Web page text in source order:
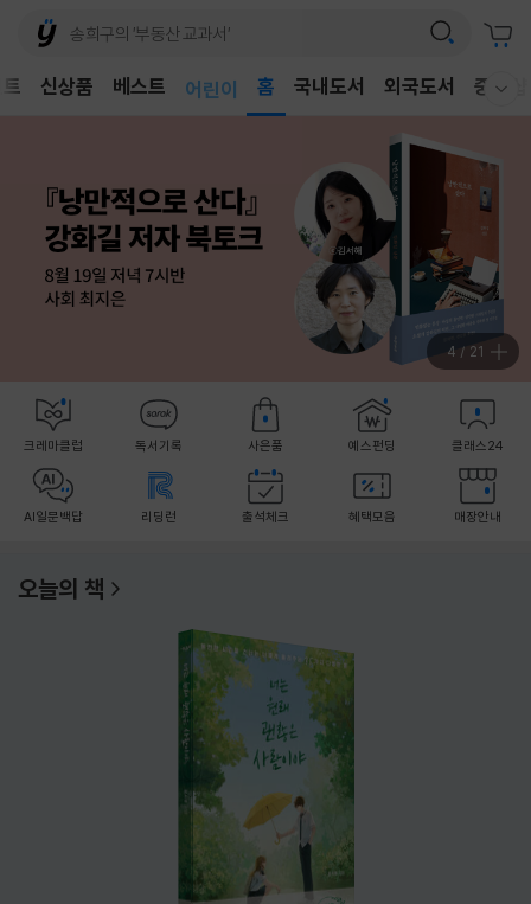
신상품 베스트
어린이
홈 국내도서 외국도서 중고샵
4 / 21
크레마클럽 독서기록 사은품 예스펀딩 클래스24
AI일문백답 리딩런 출석체크 혜택모음 매장안내
오늘의 책